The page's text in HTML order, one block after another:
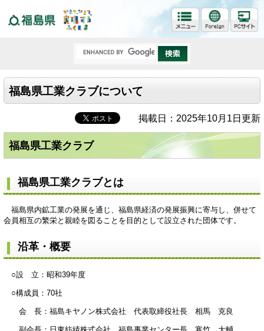
福島県工業クラブについて
掲載日：2025年10月1日更新
福島県工業クラブ
福島県工業クラブとは
福島県内鉱工業の発展を通じ、福島県経済の発展振興に寄与し、併せて
会員相互の繁栄と親睦を図ることを目的として設立された団体です。
沿革・概要
○設 立：昭和39年度
○構成員：70社
会 長：福島キヤノン株式会社 代表取締役社長 相馬 克良